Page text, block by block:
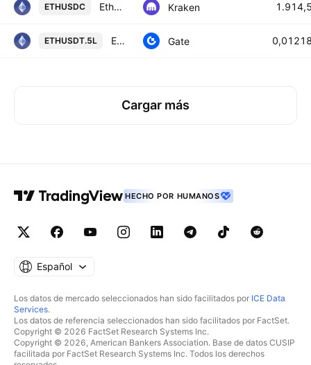
ETHUSDC Ethereum / USD Coin Kraken
ETHUSDT.5L ETH5xLong/Tether Gate
Cargar más
HECHO POR HUMANOS
Español
Los datos de mercado seleccionados han sido facilitados por ICE Data
Services.
Los datos de referencia seleccionados han sido facilitados por FactSet.
Copyright © 2026 FactSet Research Systems Inc.
Copyright © 2026, American Bankers Association. Base de datos CUSIP
facilitada por FactSet Research Systems Inc. Todos los derechos